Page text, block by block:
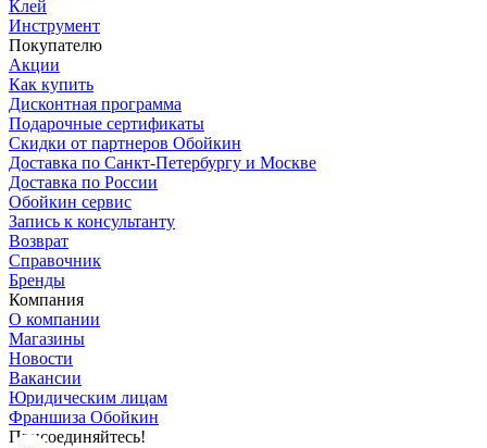
Клей
Инструмент
Покупателю
Акции
Как купить
Дисконтная программа
Подарочные сертификаты
Скидки от партнеров Обойкин
Доставка по Санкт-Петербургу и Москве
Доставка по России
Обойкин сервис
Запись к консультанту
Возврат
Справочник
Бренды
Компания
О компании
Магазины
Новости
Вакансии
Юридическим лицам
Франшиза Обойкин
Присоединяйтесь!